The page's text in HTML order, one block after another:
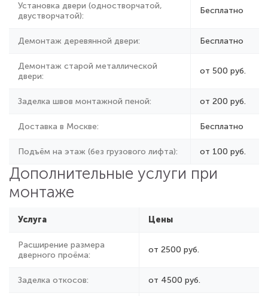
Установка двери (одностворчатой,
двустворчатой):
Бесплатно
Демонтаж деревянной двери: Бесплатно
Демонтаж старой металлической
двери:
от 500 руб.
Заделка швов монтажной пеной: от 200 руб.
Доставка в Москве: Бесплатно
Подъём на этаж (без грузового лифта): от 100 руб.
Дополнительные услуги при
монтаже
Услуга Цены
Расширение размера
дверного проёма:
от 2500 руб.
Заделка откосов: от 4500 руб.